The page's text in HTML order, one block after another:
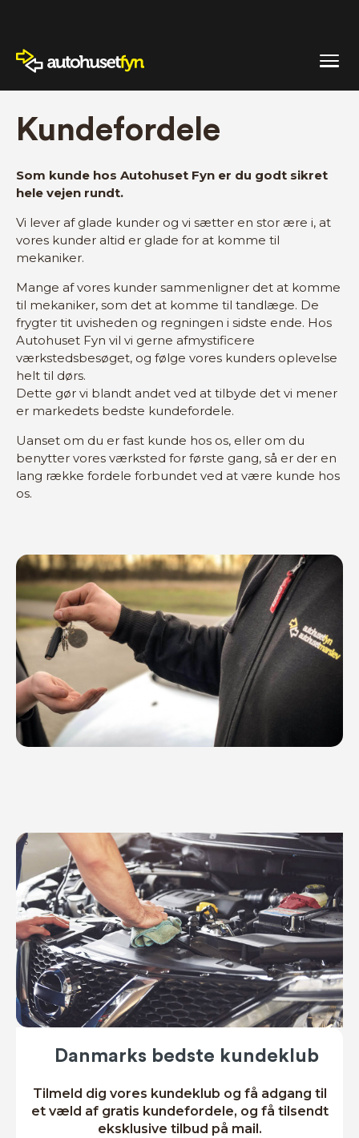
Kundefordele
Som kunde hos Autohuset Fyn er du godt sikret
hele vejen rundt.
Vi lever af glade kunder og vi sætter en stor ære i, at
vores kunder altid er glade for at komme til
mekaniker.
Mange af vores kunder sammenligner det at komme
til mekaniker, som det at komme til tandlæge. De
frygter tit uvisheden og regningen i sidste ende. Hos
Autohuset Fyn vil vi gerne afmystificere
værkstedsbesøget, og følge vores kunders oplevelse
helt til dørs.
Dette gør vi blandt andet ved at tilbyde det vi mener
er markedets bedste kundefordele.
Uanset om du er fast kunde hos os, eller om du
benytter vores værksted for første gang, så er der en
lang række fordele forbundet ved at være kunde hos
os.
Danmarks bedste kundeklub
Tilmeld dig vores kundeklub og få adgang til
et væld af gratis kundefordele, og få tilsendt
eksklusive tilbud på mail.